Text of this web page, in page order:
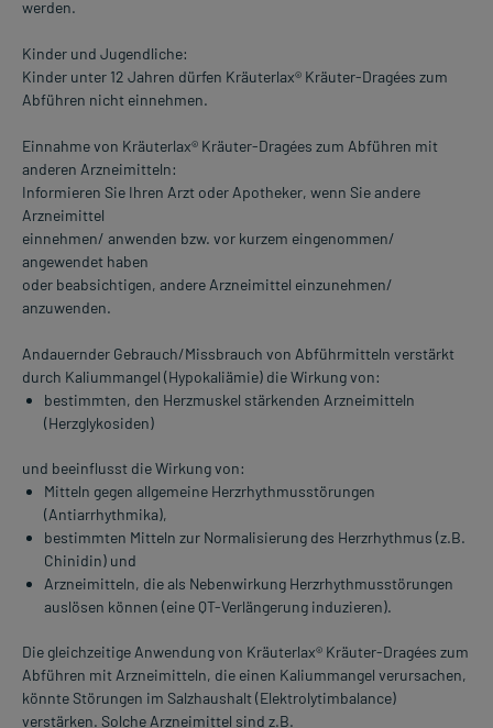
werden.
Kinder und Jugendliche:
Kinder unter 12 Jahren dürfen Kräuterlax® Kräuter-Dragées zum
Abführen nicht einnehmen.
Einnahme von Kräuterlax® Kräuter-Dragées zum Abführen mit
anderen Arzneimitteln:
Informieren Sie Ihren Arzt oder Apotheker, wenn Sie andere
Arzneimittel
einnehmen/ anwenden bzw. vor kurzem eingenommen/
angewendet haben
oder beabsichtigen, andere Arzneimittel einzunehmen/
anzuwenden.
Andauernder Gebrauch/Missbrauch von Abführmitteln verstärkt
durch Kaliummangel (Hypokaliämie) die Wirkung von:
bestimmten, den Herzmuskel stärkenden Arzneimitteln
(Herzglykosiden)
und beeinflusst die Wirkung von:
Mitteln gegen allgemeine Herzrhythmusstörungen
(Antiarrhythmika),
bestimmten Mitteln zur Normalisierung des Herzrhythmus (z.B.
Chinidin) und
Arzneimitteln, die als Nebenwirkung Herzrhythmusstörungen
auslösen können (eine QT-Verlängerung induzieren).
Die gleichzeitige Anwendung von Kräuterlax® Kräuter-Dragées zum
Abführen mit Arzneimitteln, die einen Kaliummangel verursachen,
könnte Störungen im Salzhaushalt (Elektrolytimbalance)
verstärken. Solche Arzneimittel sind z.B.